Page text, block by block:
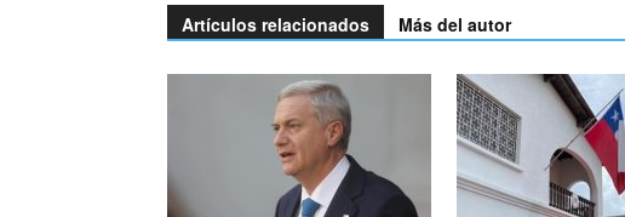
Artículos relacionados Más del autor